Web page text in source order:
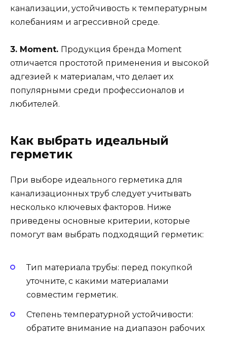
канализации, устойчивость к температурным
колебаниям и агрессивной среде.
3. Moment. Продукция бренда Moment
отличается простотой применения и высокой
адгезией к материалам, что делает их
популярными среди профессионалов и
любителей.
Как выбрать идеальный
герметик
При выборе идеального герметика для
канализационных труб следует учитывать
несколько ключевых факторов. Ниже
приведены основные критерии, которые
помогут вам выбрать подходящий герметик:
Тип материала трубы: перед покупкой
уточните, с какими материалами
совместим герметик.
Степень температурной устойчивости:
обратите внимание на диапазон рабочих